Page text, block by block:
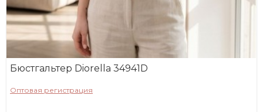
Бюстгальтер Diorella 34941D
Оптовая регистрация